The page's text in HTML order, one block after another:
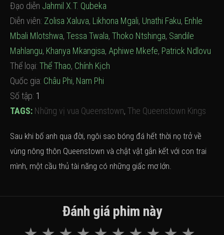
Đạo diễn Jahmil X.T. Qubeka
Diễn viên: Zolisa Xaluva, Likhona Mgali, Unathi Faku, Enhle
Mbali Mlotshwa, Tessa Twala, Thoko Ntshinga, Sandile
Mahlangu, Khanya Mkangisa, Aphiwe Mkefe, Patrick Ndlovu
Thể loại: Thể Thao, Chính Kịch
Quốc gia: Châu Phi, Nam Phi
Số tập: 1
TAGS: Những vị vua Queenstown, The Queenstown Kings
Sau khi bố anh qua đời, ngôi sao bóng đá hết thời nọ trở về
vùng nông thôn Queenstown và chật vật gắn kết với con trai
mình, một cầu thủ tài năng có những giấc mơ lớn.
Đánh giá phim này